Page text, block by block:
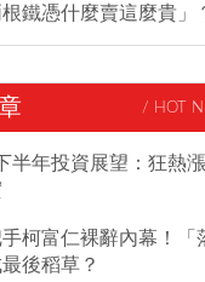
根鐵憑什麼賣這麼貴」
/ HOT
半年投資展望：狂熱
柯富仁裸辭內幕！「
後稻草？